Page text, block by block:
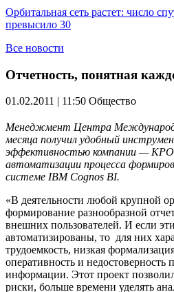
Орбитальная сеть растет: число
превысило 30
Все новости
Отчетность, понятная
01.02.2011 | 11:50 Общество
Менеджмент Центра
месяца получил удобный
эффективностью компании —
автоматизации процесса
системе IBMCognos BI.
«В деятельности любой крупной
формирование разнообразной
внешних пользователей. И если
автоматизированы, то для них
трудоемкость, низкая
оперативность и недостоверность
информации. Этот проект
риски, больше времени уделять